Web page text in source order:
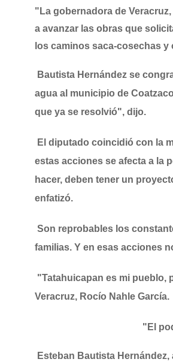
"La gobernadora de
a avanzar las obras que
los caminos saca-cosechas
Bautista Hernández se
agua al municipio de
que ya se resolvió", dijo.
El diputado coincidió con la
estas acciones se afecta a la
hacer, deben tener un
enfatizó.
Son reprobables los
familias. Y en esas acciones
"Tatahuicapan es mi pueblo,
Veracruz, Rocío Nahle García.
"El
Esteban Bautista